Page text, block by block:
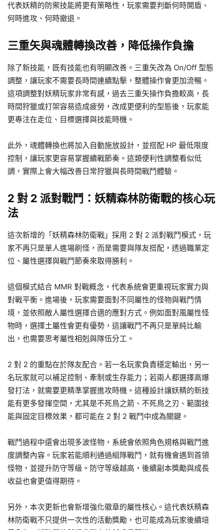
代表妖精的防禦技能將更有策略性，玩家需要判斷何時開盾、
何時進攻、何時撤退。
三重矢與魂體轉換改善，降低操作負擔
除了新技能，既有技能也有明顯改善。三重矢改為 On/Off 型態
調整，讓玩家不需要長時間連續點擊，整體操作會更加流暢。
這項調整對妖精玩家非常有感，過去三重矢操作負擔較高，長
時間狩獵或打架容易造成疲勞，改成更便利的型態後，玩家能
更專注在走位、目標選擇與技能時機。
此外，魂體轉換也將加入自動施放設計，並搭配 HP 最低限度
控制，讓玩家更容易掌握續戰節奏。這類便利性調整看似低
調，實際上會大幅改善日常狩獵與長時間戰鬥體驗。
2 對 2 派對戰鬥：妖精森林防衛戰的核心玩
法
這次新增的「妖精森林防衛戰」採用 2 對 2 派對戰鬥模式，玩
家不再只是單人進場刷怪，而是需要與隊友搭配，透過職業定
位、屬性選擇與戰鬥節奏來取得勝利。
這個模式結合 MMR 對戰概念，代表系統會更重視玩家實力與
對戰平衡。進場後，玩家需要面對不同屬性的怪物與戰鬥情
境，並依照敵人屬性選擇合適的應對方式。例如面對風屬性怪
物時，選擇土屬性會更有優勢，這讓戰鬥不再只是單純比輸
出，也需要思考屬性相剋與隊伍分工。
2 對 2 的重點在於隊友配合。若一名玩家負責穩定輸出，另一
名玩家就可以補足控制、牽制或生存能力；若兩人都選擇高爆
發打法，就需要更精準掌握進攻時機。這種設計讓妖精的新技
能有更多發揮空間，尤其是不死鳥之箭、不死鳥之刃、範圍技
能與固定目標效果，都可能在 2 對 2 戰鬥中成為關鍵。
戰鬥過程中還會出現多波怪物，系統會依照角色規格與戰鬥進
度調整內容。玩家若能順利通過組隊戰鬥，就有機會遇到首領
怪物，並提升防守等級。防守等級越高，後續副本獎勵與成長
收益也會更值得期待。
另外，本次更新也會新增強化徽章的屬性核心。這代表妖精森
林防衛戰不只提供一次性的活動獎勵，也可能成為玩家後續培